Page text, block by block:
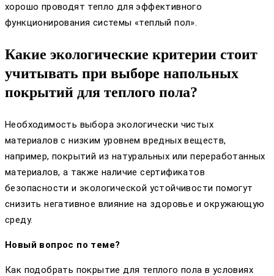
хорошо проводят тепло для эффективного
функционирования системы «теплый пол».
Какие экологические критерии стоит
учитывать при выборе напольных
покрытий для теплого пола?
Необходимость выбора экологически чистых
материалов с низким уровнем вредных веществ,
например, покрытий из натуральных или переработанных
материалов, а также наличие сертификатов
безопасности и экологической устойчивости помогут
снизить негативное влияние на здоровье и окружающую
среду.
Новый вопрос по теме?
Как подобрать покрытие для теплого пола в условиях